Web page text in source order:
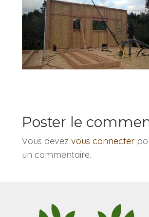
Poster le
Vous devez vous connecter
un commentaire.